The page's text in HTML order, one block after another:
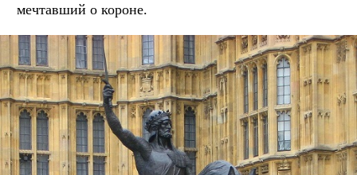
мечтавший о короне.